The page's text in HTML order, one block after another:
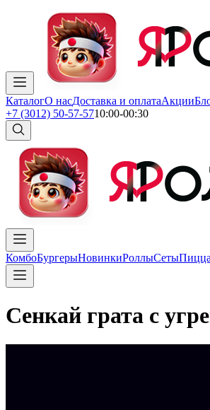
КаталогО насДоставка и оплатаАкции
+7 (3012) 50-57-5710:00-00:30
КомбоБургерыНовинкиРоллыСетыПицца
Сенкай грата с